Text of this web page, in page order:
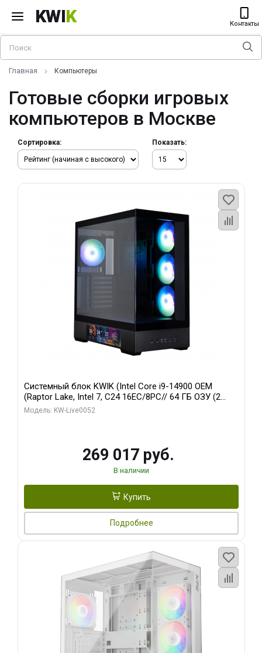
KWIK Контакты
Главная Компьютеры
Готовые сборки игровых
компьютеров в Москве
Сортировка: Показать:
Системный блок KWIK (Intel Core i9-14900 OEM
(Raptor Lake, Intel 7, C24 16EC/8PC// 64 ГБ ОЗУ (2
модуля)/ Palit RTX5080 GAMINGPRO OC 16GB GDDR7
Модель: KW-Live0052
269 017 руб.
В наличии
Купить
Подробнее